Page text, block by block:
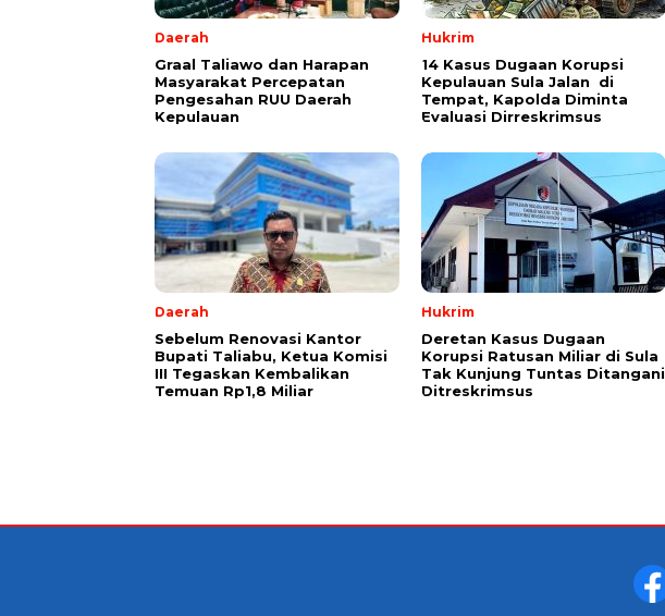
Daerah
Graal Taliawo dan Harapan
Masyarakat Percepatan
Pengesahan RUU Daerah
Kepulauan
Hukrim
14 Kasus Dugaan Korupsi
Kepulauan Sula Jalan di
Tempat, Kapolda Diminta
Evaluasi Dirreskrimsus
Daerah
Sebelum Renovasi Kantor
Bupati Taliabu, Ketua Komisi
III Tegaskan Kembalikan
Temuan Rp1,8 Miliar
Hukrim
Deretan Kasus Dugaan
Korupsi Ratusan Miliar di Sula
Tak Kunjung Tuntas Ditangani
Ditreskrimsus